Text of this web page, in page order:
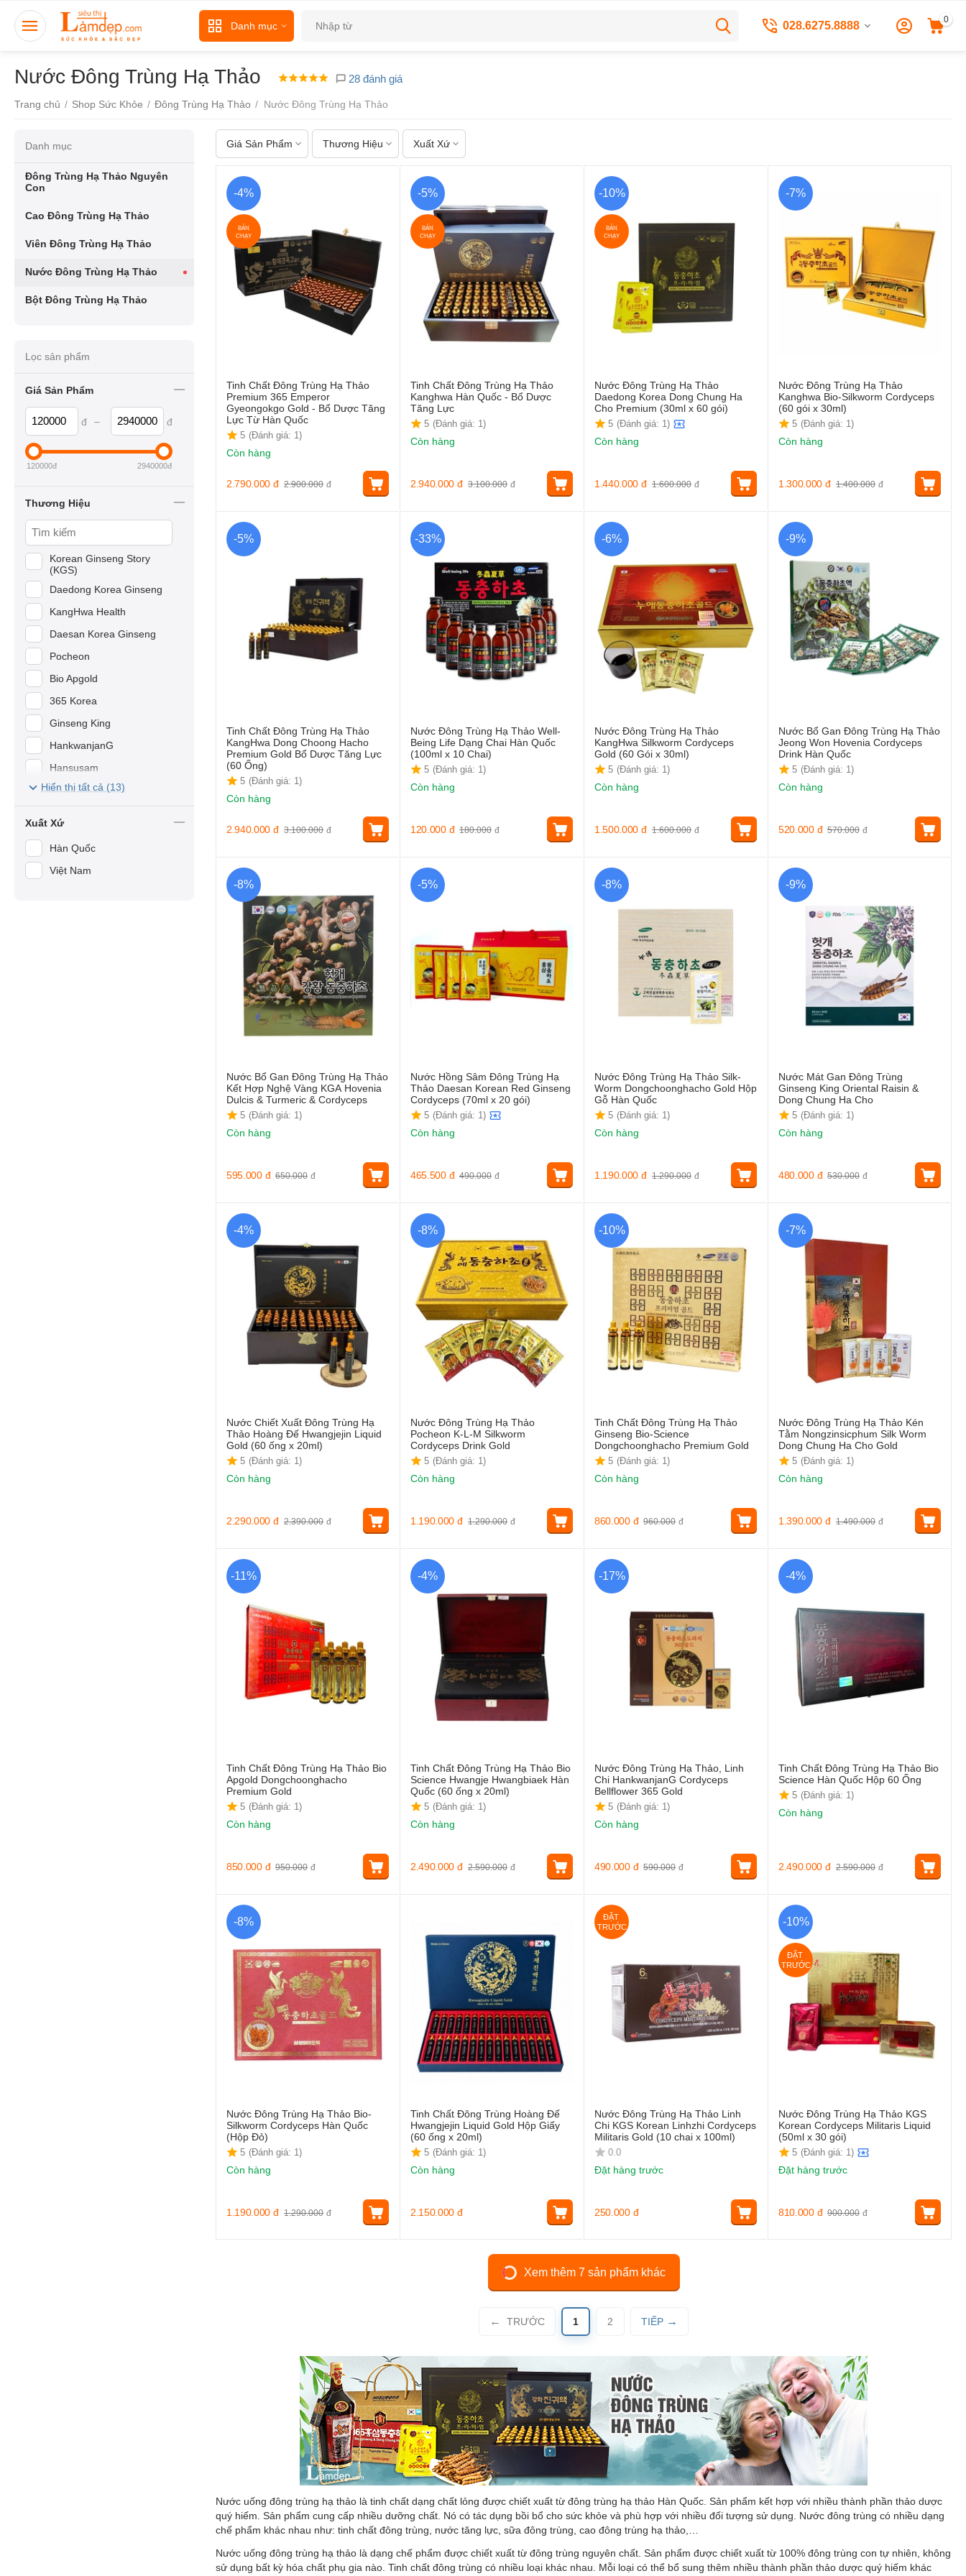
Danh mục 028.6275.8888 0
Nước Đông Trùng Hạ Thảo 28 đánh giá
Trang chủ / Shop Sức Khỏe / Đông Trùng Hạ Thảo / Nước Đông Trùng Hạ Thảo
Giá Sản Phẩm Thương Hiệu Xuất Xứ
Nước uống đông trùng hạ thảo là tinh chất dạng chất lỏng được chiết xuất từ đông trùng hạ thảo Hàn Quốc. Sản phẩm kết hợp với nhiều thành phần thảo dược
quý hiếm. Sản phẩm cung cấp nhiều dưỡng chất. Nó có tác dụng bồi bổ cho sức khỏe và phù hợp với nhiều đối tượng sử dụng. Nước đông trùng có nhiều dạng
chế phẩm khác nhau như: tinh chất đông trùng, nước tăng lực, sữa đông trùng, cao đông trùng hạ thảo,…
Nước uống đông trùng hạ thảo là dạng chế phẩm được chiết xuất từ đông trùng nguyên chất. Sản phẩm được chiết xuất từ 100% đông trùng con tự nhiên, không
sử dụng bất kỳ hóa chất phụ gia nào. Tinh chất đông trùng có nhiều loại khác nhau. Mỗi loại có thể bổ sung thêm nhiều thành phần thảo dược quý hiếm khác
-4%
BÁN
CHẠY
Tinh Chất Đông Trùng Hạ Thảo
Premium 365 Emperor
Gyeongokgo Gold - Bổ Dược Tăng
Lực Từ Hàn Quốc
5 (Đánh giá: 1)
Còn hàng
2.900.000 đ
2.790.000 đ
-5%
BÁN
CHẠY
Tinh Chất Đông Trùng Hạ Thảo
Kanghwa Hàn Quốc - Bổ Dược
Tăng Lực
5 (Đánh giá: 1)
Còn hàng
3.100.000 đ
2.940.000 đ
-10%
BÁN
CHẠY
Nước Đông Trùng Hạ Thảo
Daedong Korea Dong Chung Ha
Cho Premium (30ml x 60 gói)
5 (Đánh giá: 1)
Còn hàng
1.600.000 đ
1.440.000 đ
-7%
Nước Đông Trùng Hạ Thảo
Kanghwa Bio-Silkworm Cordyceps
(60 gói x 30ml)
5 (Đánh giá: 1)
Còn hàng
1.400.000 đ
1.300.000 đ
-5%
Tinh Chất Đông Trùng Hạ Thảo
KangHwa Dong Choong Hacho
Premium Gold Bổ Dược Tăng Lực
(60 Ống)
5 (Đánh giá: 1)
Còn hàng
3.100.000 đ
2.940.000 đ
-33%
Nước Đông Trùng Hạ Thảo Well-
Being Life Dạng Chai Hàn Quốc
(100ml x 10 Chai)
5 (Đánh giá: 1)
Còn hàng
180.000 đ
120.000 đ
-6%
Nước Đông Trùng Hạ Thảo
KangHwa Silkworm Cordyceps
Gold (60 Gói x 30ml)
5 (Đánh giá: 1)
Còn hàng
1.600.000 đ
1.500.000 đ
-9%
Nước Bổ Gan Đông Trùng Hạ Thảo
Jeong Won Hovenia Cordyceps
Drink Hàn Quốc
5 (Đánh giá: 1)
Còn hàng
570.000 đ
520.000 đ
-8%
Nước Bổ Gan Đông Trùng Hạ Thảo
Kết Hợp Nghệ Vàng KGA Hovenia
Dulcis & Turmeric & Cordyceps
5 (Đánh giá: 1)
Còn hàng
650.000 đ
595.000 đ
-5%
Nước Hồng Sâm Đông Trùng Hạ
Thảo Daesan Korean Red Ginseng
Cordyceps (70ml x 20 gói)
5 (Đánh giá: 1)
Còn hàng
490.000 đ
465.500 đ
-8%
Nước Đông Trùng Hạ Thảo Silk-
Worm Dongchoonghacho Gold Hộp
Gỗ Hàn Quốc
5 (Đánh giá: 1)
Còn hàng
1.290.000 đ
1.190.000 đ
-9%
Nước Mát Gan Đông Trùng
Ginseng King Oriental Raisin &
Dong Chung Ha Cho
5 (Đánh giá: 1)
Còn hàng
530.000 đ
480.000 đ
-4%
Nước Chiết Xuất Đông Trùng Hạ
Thảo Hoàng Đế Hwangjejin Liquid
Gold (60 ống x 20ml)
5 (Đánh giá: 1)
Còn hàng
2.390.000 đ
2.290.000 đ
-8%
Nước Đông Trùng Hạ Thảo
Pocheon K-L-M Silkworm
Cordyceps Drink Gold
5 (Đánh giá: 1)
Còn hàng
1.290.000 đ
1.190.000 đ
-10%
Tinh Chất Đông Trùng Hạ Thảo
Ginseng Bio-Science
Dongchoonghacho Premium Gold
5 (Đánh giá: 1)
Còn hàng
960.000 đ
860.000 đ
-7%
Nước Đông Trùng Hạ Thảo Kén
Tằm Nongzinsicphum Silk Worm
Dong Chung Ha Cho Gold
5 (Đánh giá: 1)
Còn hàng
1.490.000 đ
1.390.000 đ
-11%
Tinh Chất Đông Trùng Hạ Thảo Bio
Apgold Dongchoonghacho
Premium Gold
5 (Đánh giá: 1)
Còn hàng
950.000 đ
850.000 đ
-4%
Tinh Chất Đông Trùng Hạ Thảo Bio
Science Hwangje Hwangbiaek Hàn
Quốc (60 ống x 20ml)
5 (Đánh giá: 1)
Còn hàng
2.590.000 đ
2.490.000 đ
-17%
Nước Đông Trùng Hạ Thảo, Linh
Chi HankwanjanG Cordyceps
Bellflower 365 Gold
5 (Đánh giá: 1)
Còn hàng
590.000 đ
490.000 đ
-4%
Tinh Chất Đông Trùng Hạ Thảo Bio
Science Hàn Quốc Hộp 60 Ống
5 (Đánh giá: 1)
Còn hàng
2.590.000 đ
2.490.000 đ
-8%
Nước Đông Trùng Hạ Thảo Bio-
Silkworm Cordyceps Hàn Quốc
(Hộp Đỏ)
5 (Đánh giá: 1)
Còn hàng
1.290.000 đ
1.190.000 đ
Tinh Chất Đông Trùng Hoàng Đế
Hwangjejin Liquid Gold Hộp Giấy
(60 ống x 20ml)
5 (Đánh giá: 1)
Còn hàng
2.150.000 đ
ĐẶT
TRƯỚC
Nước Đông Trùng Hạ Thảo Linh
Chi KGS Korean Linhzhi Cordyceps
Militaris Gold (10 chai x 100ml)
0.0
Đặt hàng trước
250.000 đ
-10%
ĐẶT
TRƯỚC
Nước Đông Trùng Hạ Thảo KGS
Korean Cordyceps Militaris Liquid
(50ml x 30 gói)
5 (Đánh giá: 1)
Đặt hàng trước
900.000 đ
810.000 đ
Xem thêm 7 sản phẩm khác
TRƯỚC 1 2 TIẾP
Danh mục
Đông Trùng Hạ Thảo Nguyên
Con
Cao Đông Trùng Hạ Thảo
Viên Đông Trùng Hạ Thảo
Nước Đông Trùng Hạ Thảo
Bột Đông Trùng Hạ Thảo
Lọc sản phẩm
Giá Sản Phẩm
đ – đ
120000đ 2940000đ
Thương Hiệu
Korean Ginseng Story
(KGS)
Daedong Korea Ginseng
KangHwa Health
Daesan Korea Ginseng
Pocheon
Bio Apgold
365 Korea
Ginseng King
HankwanjanG
Hansusam
Jeong Won
Hiển thị tất cả (13)
Xuất Xứ
Hàn Quốc
Việt Nam